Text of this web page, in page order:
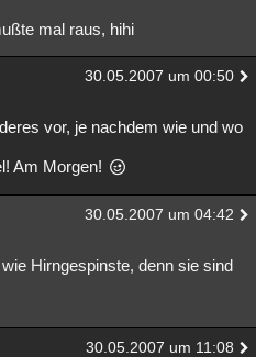
mal raus, hihi
30.05.2007 um 00:50
vor, je nachdem wie und wo
Am Morgen!
30.05.2007 um 04:42
Hirngespinste, denn sie sind
30.05.2007 um 11:08